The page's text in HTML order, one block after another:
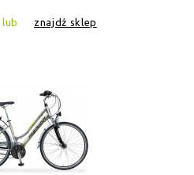
lub znajdź sklep